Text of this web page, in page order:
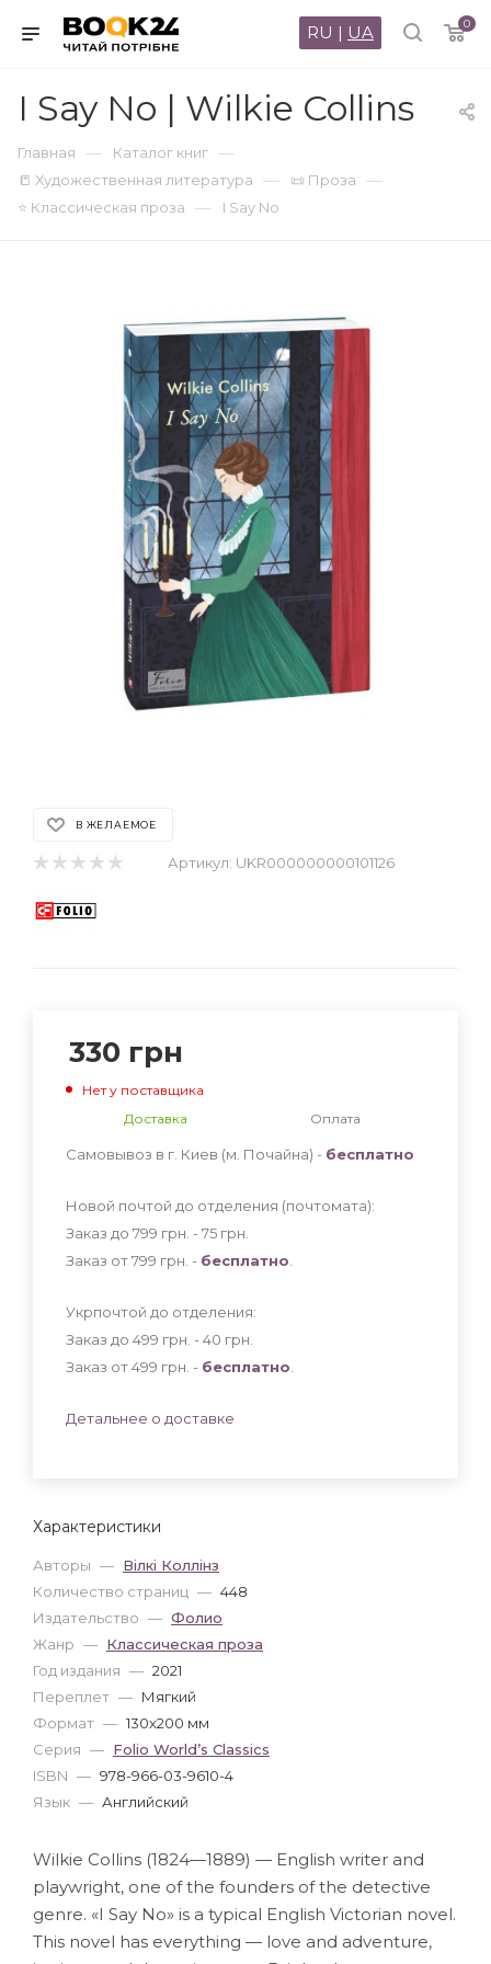
0
RU | UA
I Say No | Wilkie Collins
Главная — Каталог книг —
📒 Художественная литература — 📜 Проза —
⭐ Классическая проза — I Say No
В ЖЕЛАЕМОЕ
Артикул: UKR000000000101126
Характеристики
Авторы — Вілкі Коллінз
Количество страниц — 448
Издательство — Фолио
Жанр — Классическая проза
Год издания — 2021
Переплет — Мягкий
Формат — 130x200 мм
Серия — Folio World’s Classics
ISBN — 978-966-03-9610-4
Язык — Английский
330 грн
Нет у поставщика
Доставка
Оплата
Самовывоз в г. Киев (м. Почайна) - бесплатно
Новой почтой до отделения (почтомата):
Заказ до 799 грн. - 75 грн
Заказ от 799 грн. - бесплатно
Укрпочтой до отделения:
Заказ до 499 грн. - 40 грн
Заказ от 499 грн. - бесплатно
Детальнее о доставке
Wilkie Collins (1824—1889) — English writer and
playwright, one of the founders of the detective
genre. «I Say No» is a typical English Victorian novel.
This novel has everything — love and adventure,